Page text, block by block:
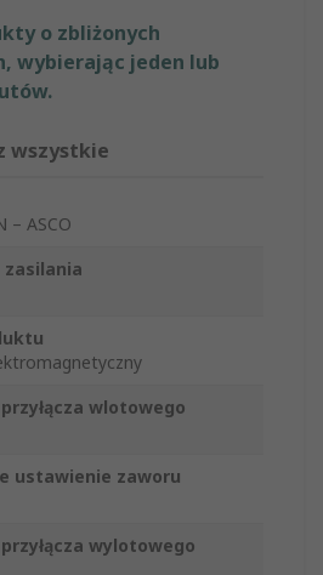
o zbliżonych
wybierając jeden lub
wszystkie
– ASCO
zasilania
wlotowego
ustawienie zaworu
wylotowego